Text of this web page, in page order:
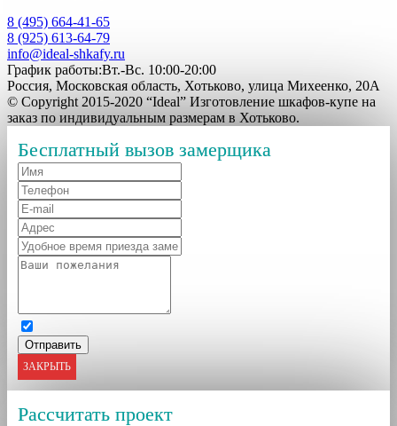
8 (495) 664-41-65
8 (925) 613-64-79
info@ideal-shkafy.ru
График работы:Вт.-Вс. 10:00-20:00
Россия, Московская область, Хотьково, улица Михеенко, 20А
© Copyright 2015-2020 “Ideal” Изготовление шкафов-купе на
заказ по индивидуальным размерам в Хотьково.
Бесплатный вызов замерщика
ЗАКРЫТЬ
Рассчитать проект